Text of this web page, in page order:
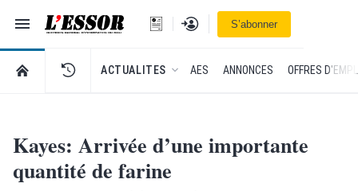
Navigation
L'Essor - retour à la une
Se connecterS’abonner
RETOUR À LA PAGE D’ACCUEIL DE L'ESSOR
ACTUALITES AES ANNONCES OFFRES
Kayes: Arrivée d’une importante
quantité de farine